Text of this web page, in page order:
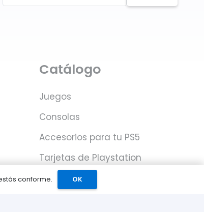
Catálogo
Juegos
Consolas
Accesorios para tu PS5
Tarjetas de Playstation
Network
conforme. OK